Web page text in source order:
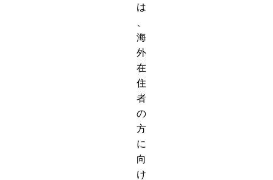
は
海
外
在
住
者
の
方
に
向
け